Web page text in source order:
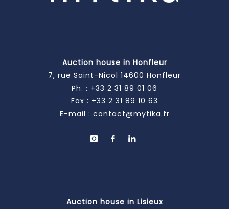
Auction house in Honfleur
7, rue Saint-Nicol 14600 Honfleur
Ph. : +33 2 31 89 01 06
Fax : +33 2 31 89 10 63
E-mail : contact@mytika.fr
Auction house in Lisieux